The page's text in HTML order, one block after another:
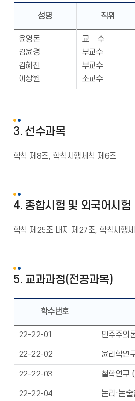
성명 직위
윤영돈
김윤경
김혜진
이상원
교 수
부교수
부교수
조교수
3. 선수과목
학칙 제8조, 학칙시행세칙 제6조
4. 종합시험 및 외국어시험
학칙 제25조 내지 제27조, 학칙시행
5. 교과과정(전공과목)
학수번호
22-22-01 민주주의
22-22-02 윤리학연
22-22-03 철학연구
22-22-04 논리·논